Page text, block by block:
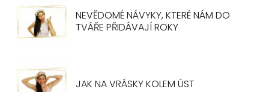
NEVĚDOMÉ NÁVYKY, KTERÉ NÁM DO
TVÁŘE PŘIDÁVAJÍ ROKY
JAK NA VRÁSKY KOLEM ÚST